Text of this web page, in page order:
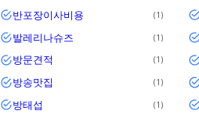
반포장이사비용 1
발레리나슈즈 1
방문견적 1
방송맛집 1
방태섭 1